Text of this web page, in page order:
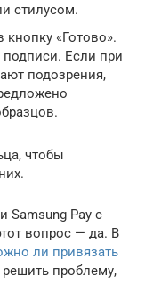
стилусом.
кнопку «Готово».
подписи. Если при
подозрения,
чтобы
Pay с
вопрос — да. В
ли привязать
проблему,